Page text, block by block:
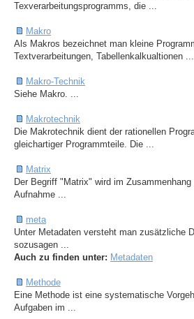
Texverarbeitungsprogramms, die ...
Makro
Als Makros bezeichnet man kleine
Textverarbeitungen, Tabellenkalkualtionen ...
Makro-Technik
Siehe Makro. ...
Makrotechnik
Die Makrotechnik dient der rationellen
gleichartiger Programmteile. Die ...
Matrix
Der Begriff "Matrix" wird im
Aufnahme ...
meta
Unter Metadaten versteht man zusätzliche
sozusagen ...
Auch zu finden unter: Metadaten
Methode
Eine Methode ist eine systematische
Aufgaben im ...